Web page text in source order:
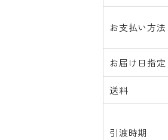
お支払い方法
お届け日指定
送料
引渡時期